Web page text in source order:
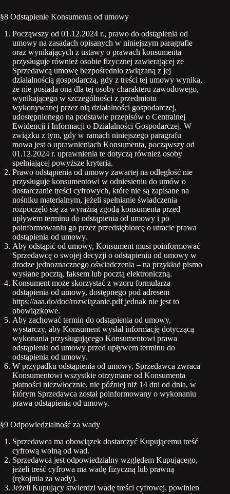
§8 Odstąpienie Konsumenta od umowy
Począwszy od 01.12.2024 r., prawo do odstąpienia od
umowy na zasadach opisanych w niniejszym paragrafie
oraz wynikających z ustawy o prawach konsumenta
przysługuje również osobie fizycznej zawierającej ze
Sprzedawcą umowę bezpośrednio związaną z jej
działalnością gospodarczą, gdy z treści tej umowy wynika,
że nie posiada ona dla tej osoby charakteru zawodowego,
wynikającego w szczególności z przedmiotu
wykonywanej przez nią działalności gospodarczej,
udostępnionego na podstawie przepisów o Centralnej
Ewidencji i Informacji o Działalności Gospodarczej. W
związku z tym, gdy w ramach niniejszego paragrafu
mowa jest o uprawnieniach Konsumenta, począwszy od
01.12.2024 r. uprawnienia te dotyczą również osoby
spełniającej powyższe kryteria.
Prawo odstąpienia od umowy zawartej na odległość nie
przysługuje konsumentowi w odniesieniu do umów o
dostarczanie treści cyfrowych, które nie są zapisane na
nośniku materialnym, jeżeli spełnianie świadczenia
rozpoczęło się za wyraźną zgodą konsumenta przed
upływem terminu do odstąpienia od umowy i po
poinformowaniu go przez przedsiębiorcę o utracie prawa
odstąpienia od umowy.
Aby odstąpić od umowy, Konsument musi poinformować
Sprzedawcę o swojej decyzji o odstąpieniu od umowy w
drodze jednoznacznego oświadczenia – na przykład pismo
wysłane pocztą, faksem lub pocztą elektroniczną.
Konsument może skorzystać z wzoru formularza
odstąpienia od umowy, dostępnego pod adresem
https://aaa.do/doc/rozwiązanie.pdf jednak nie jest to
obowiązkowe.
Aby zachować termin do odstąpienia od umowy,
wystarczy, aby Konsument wysłał informację dotyczącą
wykonania przysługującego Konsumentowi prawa
odstąpienia od umowy przed upływem terminu do
odstąpienia od umowy.
W przypadku odstąpienia od umowy, Sprzedawca zwraca
Konsumentowi wszystkie otrzymane od Konsumenta
płatności niezwłocznie, nie później niż 14 dni od dnia, w
którym Sprzedawca został poinformowany o wykonaniu
prawa odstąpienia od umowy.
§9 Odpowiedzialność za wady
Sprzedawca ma obowiązek dostarczyć Kupującemu treść
cyfrową wolną od wad.
Sprzedawca jest odpowiedzialny względem Kupującego,
jeżeli treść cyfrowa ma wadę fizyczną lub prawną
(rękojmia za wady).
Jeżeli Kupujący stwierdzi wadę treści cyfrowej, powinien